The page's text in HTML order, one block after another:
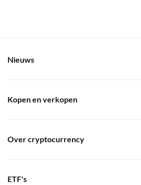
Nieuws
Kopen en verkopen
Over cryptocurrency
ETF's